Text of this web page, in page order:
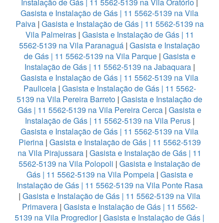
Instalação de Gás | 11 5562-5139 na Vila Oratório |
Gasista e Instalação de Gás | 11 5562-5139 na Vila
Paiva| Gasista e Instalação de Gás | 11 5562-5139 na
Vila Palmeiras| Gasista e Instalação de Gás | 11
5562-5139 na Vila Paranaguá | Gasista e Instalação
de Gás | 11 5562-5139 na Vila Parque| Gasista e
Instalação de Gás | 11 5562-5139 na Jabaquara|
Gasista e Instalação de Gás | 11 5562-5139 na Vila
Pauliceia| Gasista e Instalação de Gás | 11 5562-
5139 na Vila Pereira Barreto | Gasista e Instalação de
Gás | 11 5562-5139 na Vila Pereira Cerca | Gasista e
Instalação de Gás | 11 5562-5139 na Vila Perus|
Gasista e Instalação de Gás | 11 5562-5139 na Vila
Pierina| Gasista e Instalação de Gás | 11 5562-5139
na Vila Pirajussara | Gasista e Instalação de Gás | 11
5562-5139 na Vila Polopoli | Gasista e Instalação de
Gás | 11 5562-5139 na Vila Pompeia| Gasista e
Instalação de Gás | 11 5562-5139 na Vila Ponte Rasa
| Gasista e Instalação de Gás | 11 5562-5139 na Vila
Primavera| Gasista e Instalação de Gás | 11 5562-
5139 na Vila Progredior| Gasista e Instalação de Gás |